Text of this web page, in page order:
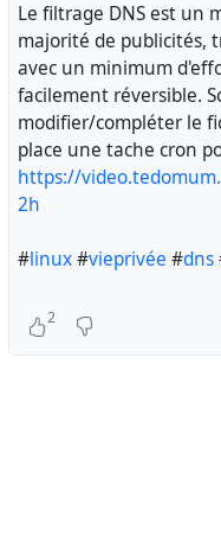
Le filtrage DNS est un
majorité de publicités,
avec un minimum
facilement réversible.
modifier/compléter le
place une tache cron
https://
2h
#linux#vieprivée #dns
2